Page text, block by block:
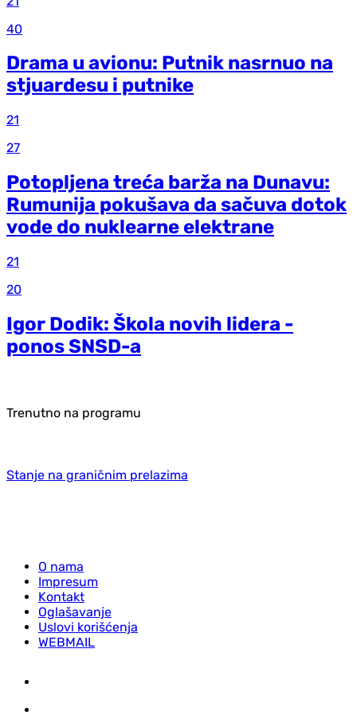
40
Drama u avionu: Putnik nasrnuo na
stjuardesu i putnike
21
27
Potopljena treća barža na Dunavu:
Rumunija pokušava da sačuva dotok
vode do nuklearne elektrane
21
20
Igor Dodik: Škola novih lidera -
ponos SNSD-a
Trenutno na programu
Stanje na graničnim prelazima
O nama
Impresum
Kontakt
Oglašavanje
Uslovi korišćenja
WEBMAIL